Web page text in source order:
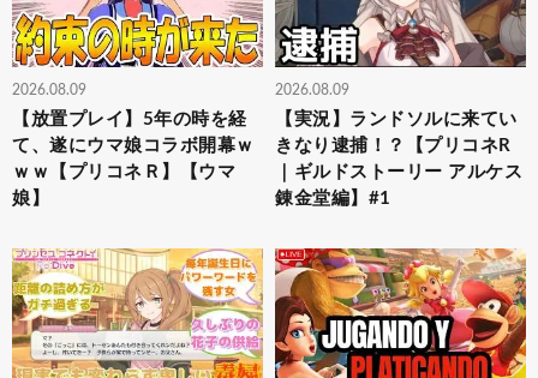
2026.08.09
【放置プレイ】5年の時を経
て、遂にウマ娘コラボ開幕ｗ
ｗｗ【プリコネＲ】【ウマ
娘】
2026.08.09
【実況】ランドソルに来てい
きなり逮捕！？【プリコネR
｜ギルドストーリー アルケス
錬金堂編】#1